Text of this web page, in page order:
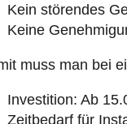
Kein störendes
Keine
muss man bei
Investition: Ab
Zeitbedarf für